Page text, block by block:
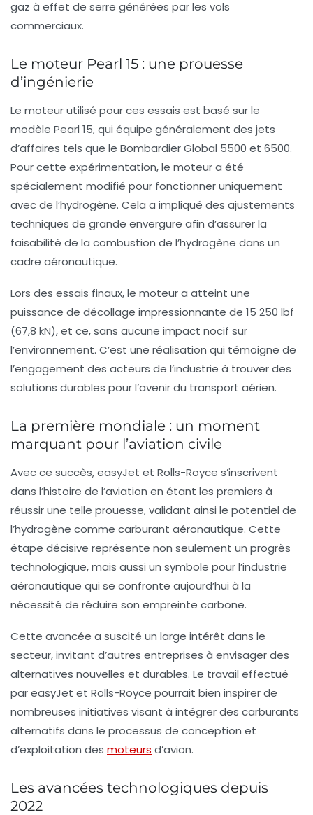
gaz à effet de serre générées par les vols
commerciaux.
Le moteur Pearl 15 : une prouesse
d’ingénierie
Le moteur utilisé pour ces essais est basé sur le
modèle Pearl 15, qui équipe généralement des jets
d’affaires tels que le Bombardier Global 5500 et 6500.
Pour cette expérimentation, le moteur a été
spécialement modifié pour fonctionner uniquement
avec de l’hydrogène. Cela a impliqué des ajustements
techniques de grande envergure afin d’assurer la
faisabilité de la combustion de l’hydrogène dans un
cadre aéronautique.
Lors des essais finaux, le moteur a atteint une
puissance de décollage impressionnante de 15 250 lbf
(67,8 kN), et ce, sans aucune impact nocif sur
l’environnement. C’est une réalisation qui témoigne de
l’engagement des acteurs de l’industrie à trouver des
solutions durables pour l’avenir du transport aérien.
La première mondiale : un moment
marquant pour l’aviation civile
Avec ce succès, easyJet et Rolls-Royce s’inscrivent
dans l’histoire de l’aviation en étant les premiers à
réussir une telle prouesse, validant ainsi le potentiel de
l’hydrogène comme carburant aéronautique. Cette
étape décisive représente non seulement un progrès
technologique, mais aussi un symbole pour l’industrie
aéronautique qui se confronte aujourd’hui à la
nécessité de réduire son empreinte carbone.
Cette avancée a suscité un large intérêt dans le
secteur, invitant d’autres entreprises à envisager des
alternatives nouvelles et durables. Le travail effectué
par easyJet et Rolls-Royce pourrait bien inspirer de
nombreuses initiatives visant à intégrer des carburants
alternatifs dans le processus de conception et
d’exploitation des moteurs d’avion.
Les avancées technologiques depuis
2022